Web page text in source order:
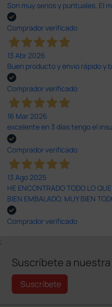
Son muy serios y puntuales. El
Comprador verificado
13 Abr 2026
Buen producto y envío rápido y
Comprador verificado
16 Mar 2026
excelente en 3 días tengo el
Comprador verificado
13 Ago 2025
HE ENCONTRADO TODO LO
BIEN EMBALADO. MUY BIEN
Comprador verificado
;
Suscríbete a
Suscríbete